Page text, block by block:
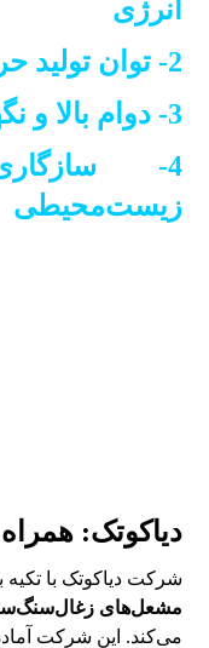
انرژی
2- توان تولید حرارت و برق پایدار
3- دوام بالا و نگهداری آسان
4-
زیست‌محیطی
دیاکوتک:
شرکت دیاکوتک با
مشعل‌های
می‌کند. این شرکت